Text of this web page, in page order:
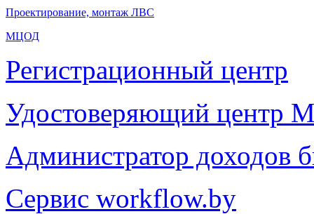
Проектирование, монтаж ЛВС
МЦОД
Регистрационный центр
Удостоверяющий центр
Администратор доходов
Сервис workflow.by